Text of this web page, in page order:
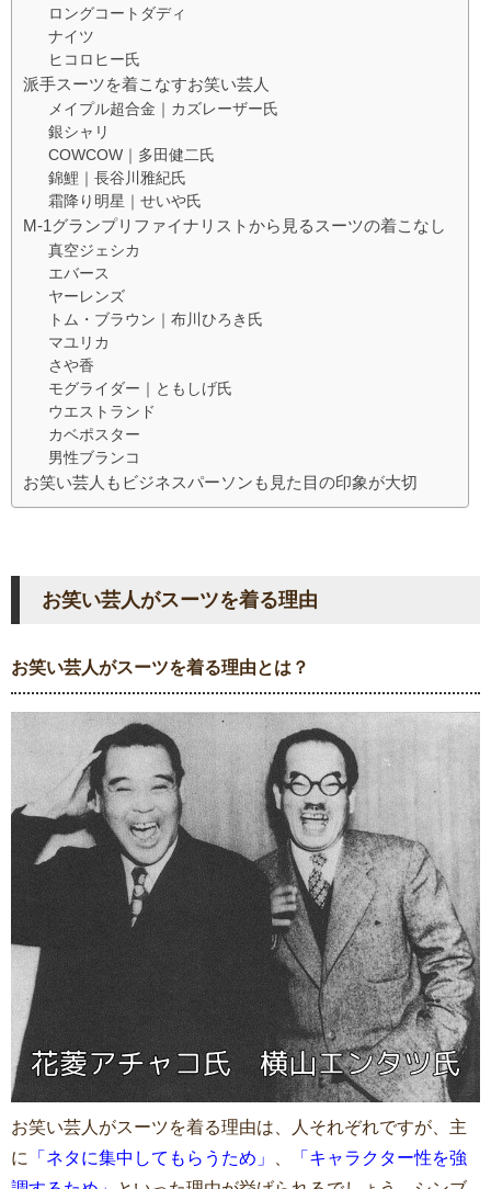
ロングコートダディ
ナイツ
ヒコロヒー氏
派手スーツを着こなすお笑い芸人
メイプル超合金｜カズレーザー氏
銀シャリ
COWCOW｜多田健二氏
錦鯉｜長谷川雅紀氏
霜降り明星｜せいや氏
M-1グランプリファイナリストから見るスーツの着こなし
真空ジェシカ
エバース
ヤーレンズ
トム・ブラウン｜布川ひろき氏
マユリカ
さや香
モグライダー｜ともしげ氏
ウエストランド
カベポスター
男性ブランコ
お笑い芸人もビジネスパーソンも見た目の印象が大切
お笑い芸人がスーツを着る理由
お笑い芸人がスーツを着る理由とは？
お笑い芸人がスーツを着る理由は、人それぞれですが、主
に
「ネタに集中してもらうため」
「キャラクター性を強